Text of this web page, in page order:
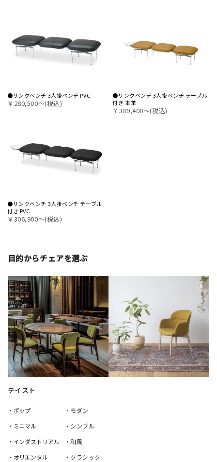
●リンクベンチ 3人掛ベンチ PVC
￥280,500〜(税込)
●リンクベンチ 3人掛ベンチ テーブル
付き 本革
￥389,400〜(税込)
●リンクベンチ 3人掛ベンチ テーブル
付き PVC
￥306,900〜(税込)
目的からチェアを選ぶ
テイスト
・ポップ
・ミニマル
・インダストリアル
・オリエンタル
・モダン
・シンプル
・和風
・クラシック